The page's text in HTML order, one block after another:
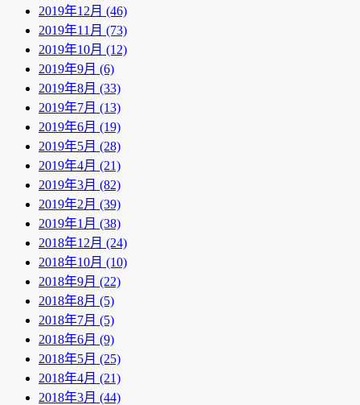
2019年12月 (46)
2019年11月 (73)
2019年10月 (12)
2019年9月 (6)
2019年8月 (33)
2019年7月 (13)
2019年6月 (19)
2019年5月 (28)
2019年4月 (21)
2019年3月 (82)
2019年2月 (39)
2019年1月 (38)
2018年12月 (24)
2018年10月 (10)
2018年9月 (22)
2018年8月 (5)
2018年7月 (5)
2018年6月 (9)
2018年5月 (25)
2018年4月 (21)
2018年3月 (44)